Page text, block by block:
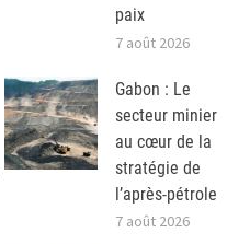
paix
7 août 2026
Gabon : Le
secteur minier
au cœur de la
stratégie de
l’après-pétrole
7 août 2026